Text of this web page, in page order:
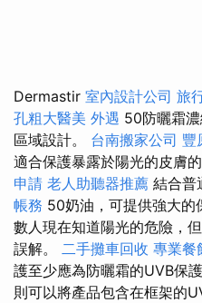
Dermastir 室內設計公司 旅
孔粗大醫美 外遇 50防曬霜
區域設計。 台南搬家公司 豐
適合保護暴露於陽光的皮膚
申請 老人助聽器推薦 結合普
帳務 50奶油，可提供強大的
數人現在知道陽光的危險，
誤解。 二手攤車回收 專業餐
護至少應為防曬霜的UVB保
則可以將產品包含在框架的